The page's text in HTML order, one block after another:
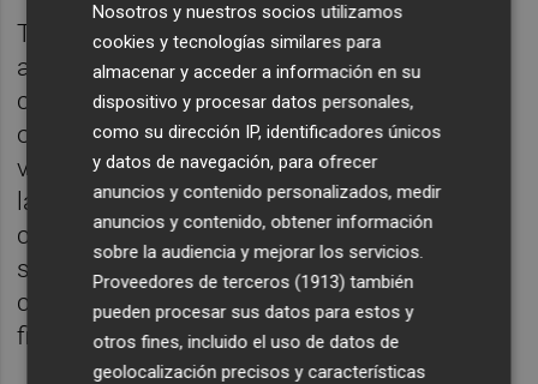
También afectó a la oferta los acuerdos
alcanzados por parte de la Unión Europea
con terceros países como Sudáfrica, Egipto
oMarruecos, con los que es difícil competir
vía precios, al soportar menores costes
laborales y una mayor laxitud en los
controles fitosanitarios. No obstante, según
señalan, el grupo -gracias a su estrategia
comercial y productiva- ha conseguido
finalizar el año con un resultado positivo.
Nosotros y nuestros socios utilizamos
cookies y tecnologías similares para
almacenar y acceder a información en su
dispositivo y procesar datos personales,
como su dirección IP, identificadores únicos
y datos de navegación, para ofrecer
anuncios y contenido personalizados, medir
anuncios y contenido, obtener información
sobre la audiencia y mejorar los servicios.
Proveedores de terceros (1913) también
pueden procesar sus datos para estos y
otros fines, incluido el uso de datos de
geolocalización precisos y características